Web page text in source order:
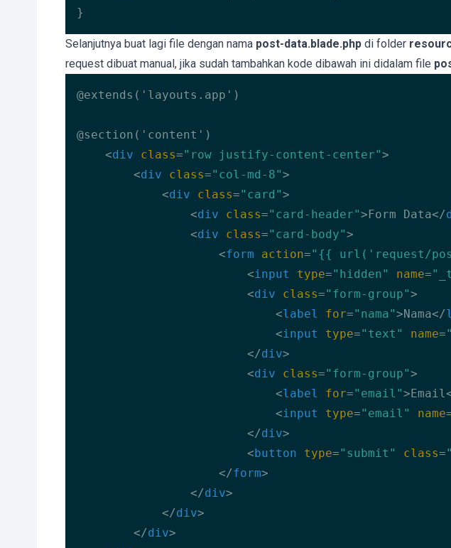
}
Code language: PHP (php)
Selanjutnya buat lagi file dengan nama post-data.blade.php di folder
request dibuat manual, jika sudah tambahkan kode dibawah ini didalam file
@extends('layouts.app')
@section('content')
<div class="row justify-content-center">
<div class="col-md-8">
<div class="card">
<div class="card-header">Form Data</
<div class="card-body">
<form action="{{ url('request/
<input type="hidden" name=
<div class="form-group">
<label for="nama">Nama</
<input type="text" name=
</div>
<div class="form-group">
<label for="email">Email
<input type="email" name
</div>
<button type="submit" class=
</form>
</div>
</div>
</div>